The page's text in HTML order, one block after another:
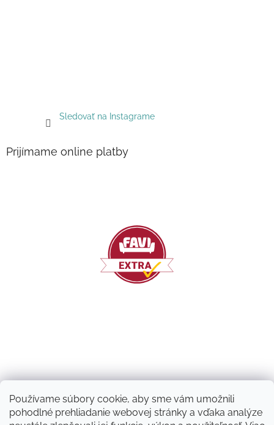
Používame súbory cookie, aby sme vám umožnili
pohodlné prehliadanie webovej stránky a vďaka analýze
Sledovať na Instagrame
Prijímame online platby